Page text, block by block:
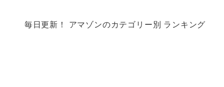
毎日更新！ アマゾンのカテゴリー別 ランキング